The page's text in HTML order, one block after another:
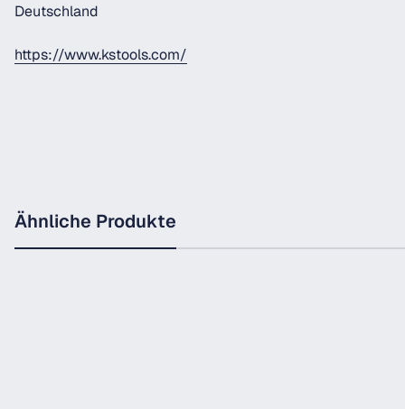
Deutschland
https://www.kstools.com/
Ähnliche Produkte